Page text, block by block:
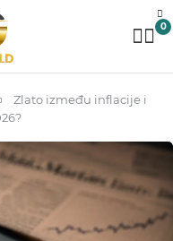
0
Zlato između inflacije i